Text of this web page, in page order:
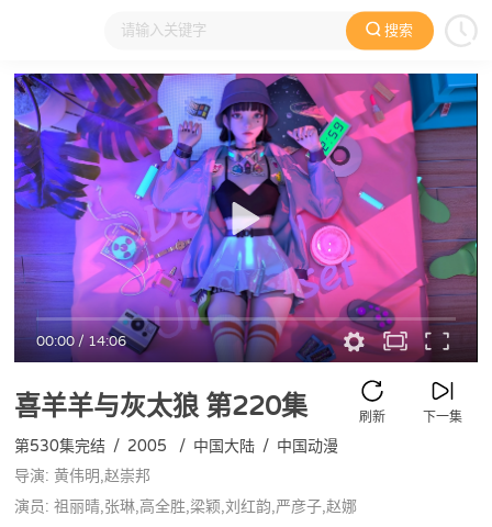
搜索
大家在看 日本动漫 国产动漫 欧美动漫 动漫电影
00:00/14:06
喜羊羊与灰太狼第220集 下一集
刷新
第530集完结 / 2005 / 中国大陆 / 中国动漫
导演: 黄伟明,赵崇邦
演员: 祖丽晴,张琳,高全胜,梁颖,刘红韵,严彦子,赵娜